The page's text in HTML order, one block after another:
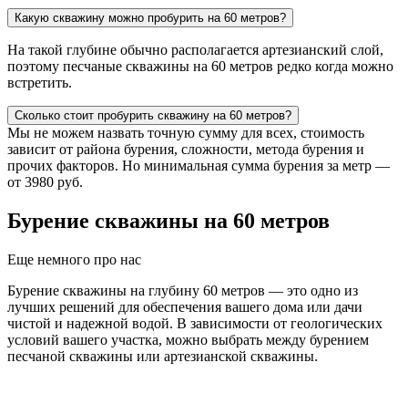
Какую скважину можно пробурить на 60 метров?
На такой глубине обычно располагается артезианский слой,
поэтому песчаные скважины на 60 метров редко когда можно
встретить.
Сколько стоит пробурить скважину на 60 метров?
Мы не можем назвать точную сумму для всех, стоимость
зависит от района бурения, сложности, метода бурения и
прочих факторов. Но минимальная сумма бурения за метр —
от 3980 руб.
Бурение скважины на 60 метров
Еще немного про нас
Бурение скважины на глубину 60 метров — это одно из
лучших решений для обеспечения вашего дома или дачи
чистой и надежной водой. В зависимости от геологических
условий вашего участка, можно выбрать между бурением
песчаной скважины или артезианской скважины.